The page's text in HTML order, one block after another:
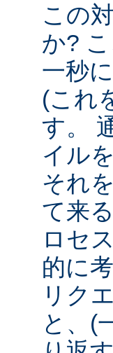
この
か?
一秒
(これ
す。
イル
それ
て来
ロセ
的に
リク
と、(